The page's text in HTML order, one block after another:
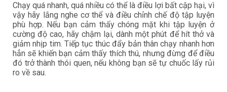
Chạy quá nhanh, quá nhiều có thể là điều lợi bất cập hại, vì
vậy hãy lắng nghe cơ thể và điều chỉnh chế độ tập luyện
phù hợp. Nếu bạn cảm thấy chóng mặt khi tập luyện ở
cường độ cao, hãy chậm lại, dành một phút để hít thở và
giảm nhịp tim. Tiếp tục thúc đẩy bản thân chạy nhanh hơn
hẳn sẽ khiến bạn cảm thấy thích thú, nhưng đừng để điều
đó trở thành thói quen, nếu không bạn sẽ tự chuốc lấy rủi
ro về sau.